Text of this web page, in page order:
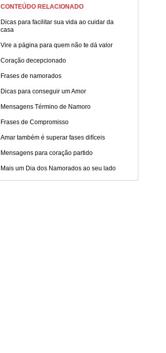
CONTEÚDO RELACIONADO
Dicas para facilitar sua vida ao cuidar da
casa
Vire a página para quem não te dá valor
Coração decepcionado
Frases de namorados
Dicas para conseguir um Amor
Mensagens Término de Namoro
Frases de Compromisso
Amar também é superar fases difíceis
Mensagens para coração partido
Mais um Dia dos Namorados ao seu lado